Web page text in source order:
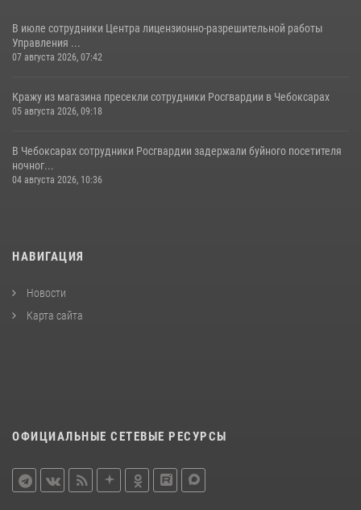
В июле сотрудники Центра лицензионно-разрешительной работы
Управления ...
07 августа 2026, 07:42
Кражу из магазина пресекли сотрудники Росгвардии в Чебоксарах
05 августа 2026, 09:18
В Чебоксарах сотрудники Росгвардии задержали буйного посетителя
ночног...
04 августа 2026, 10:36
НАВИГАЦИЯ
Новости
Карта сайта
ОФИЦИАЛЬНЫЕ СЕТЕВЫЕ РЕСУРСЫ